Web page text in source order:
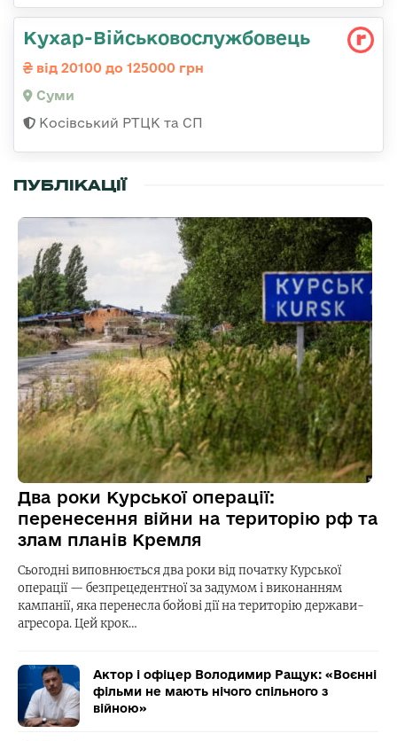
Кухар-Військовослужбовець
від 20100 до 125000 грн
Суми
Косівський РТЦК та СП
ПУБЛІКАЦІЇ
Два роки Курської операції:
перенесення війни на територію рф та
злам планів Кремля
Сьогодні виповнюється два роки від початку Курської
операції — безпрецедентної за задумом і виконанням
кампанії, яка перенесла бойові дії на територію держави-
агресора. Цей крок…
Актор і офіцер Володимир Ращук: «Воєнні
фільми не мають нічого спільного з
війною»